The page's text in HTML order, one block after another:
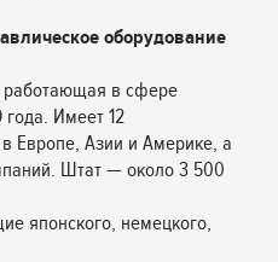
оборудование
работающая в сфере
года. Имеет 12
Европе, Азии и Америке, а
Штат — около 3 500
японского, немецкого,